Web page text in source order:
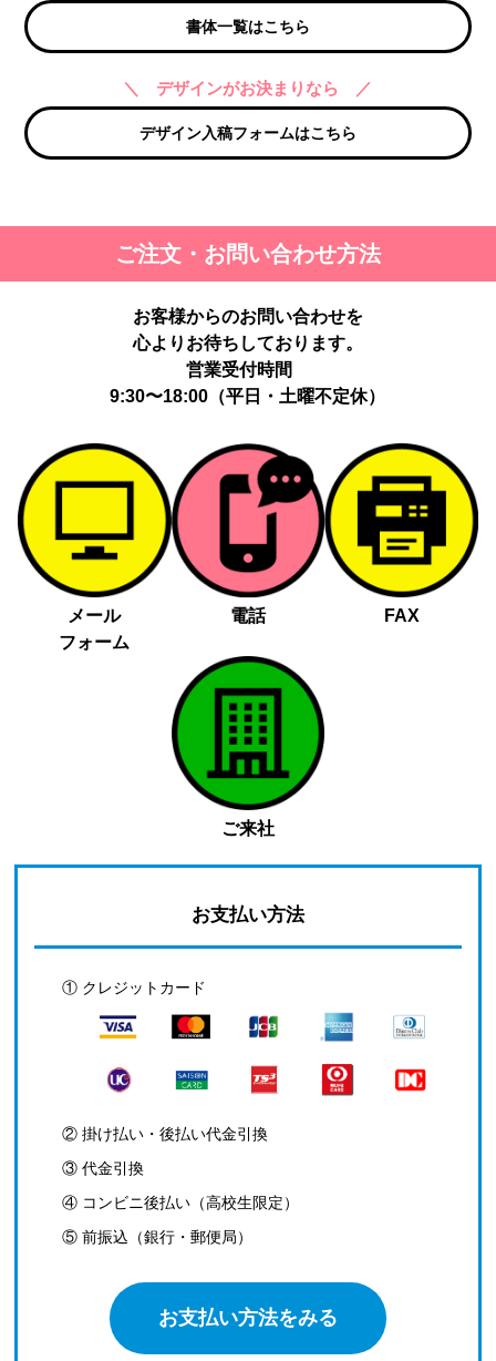
書体一覧はこちら
＼ デザインがお決まりなら ／
デザイン入稿フォームはこちら
ご注文・お問い合わせ方法
お客様からのお問い合わせを
心よりお待ちしております。
営業受付時間
9:30〜18:00（平日・土曜不定休）
メール
フォーム
電話 FAX
ご来社
お支払い方法
① クレジットカード
② 掛け払い・後払い代金引換
③ 代金引換
④ コンビニ後払い（高校生限定）
⑤ 前振込（銀行・郵便局）
お支払い方法をみる